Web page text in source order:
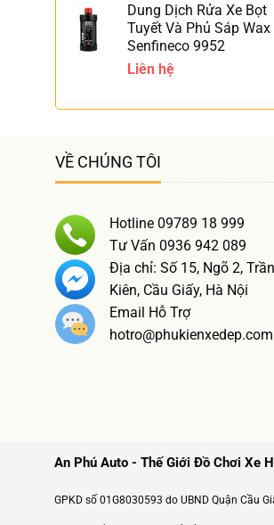
Dung Dịch Rửa Xe Bọt
Tuyết Và Phủ Sáp Wax
Senfineco 9952
Liên hệ
VỀ CHÚNG TÔI
Hotline 09789 18 999
Tư Vấn 0936 942 089
Địa chỉ: Số 15, Ngõ 2,
Kiên, Cầu Giấy, Hà Nội
Email Hỗ Trợ
hotro@phukienxedep.com
An Phú Auto - Thế Giới Đồ Chơi Xe
GPKD số 01G8030593 do UBND Quận Cầu